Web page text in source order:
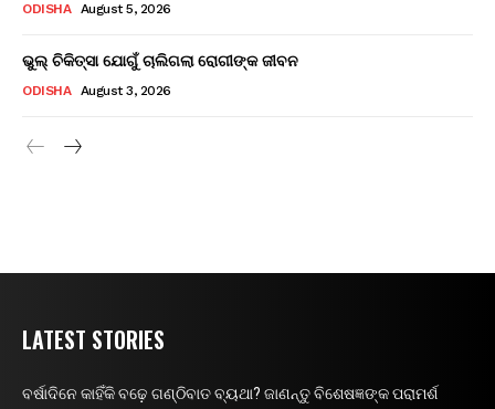
ODISHA August 5, 2026
ଭୁଲ୍ ଚିକିତ୍ସା ଯୋଗୁଁ ଚାଲିଗଲା ରୋଗୀଙ୍କ ଜୀବନ
ODISHA August 3, 2026
LATEST STORIES
ବର୍ଷାଦିନେ କାହିଁକି ବଢ଼େ ଗଣ୍ଠିବାତ ବ୍ୟଥା? ଜାଣନ୍ତୁ ବିଶେଷଜ୍ଞଙ୍କ ପରାମର୍ଶ